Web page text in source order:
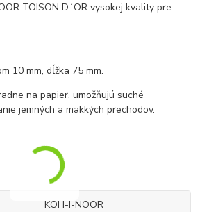
TOISON D´OR vysokej kvality pre
10 mm, dĺžka 75 mm.
na papier, umožňujú suché
jemných a mäkkých prechodov.
KOH-I-NOOR